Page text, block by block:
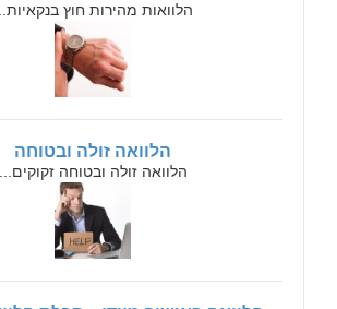
הלוואות מהירות חוץ בנקאיות...
הלוואה זולה ובטוחה
הלוואה זולה ובטוחה זקוקים...